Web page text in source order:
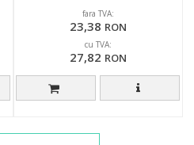
fara TVA:
23,38 RON
cu TVA:
27,82 RON